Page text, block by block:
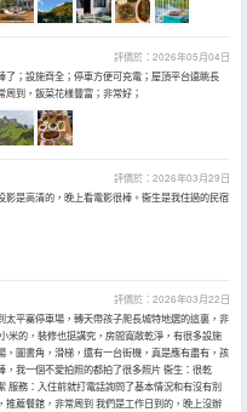
評價於：2026年05月04日
了；設施齊全；停車方便可充電；屋頂平台遠眺長
到，飯菜花樣豐富；非常好；
評價於：2026年03月29日
影是高清的，晚上看電影很棒。衞生是我住過的民宿
評價於：2026年03月22日
太平寨停車場，轉天帶孩子爬長城特地選的這裏，非
米的，裝修也挺講究，房間寬敞乾淨，有很多設施
，圖書角，滑梯，還有一台街機，真是應有盡有，孩
，我一個不愛拍照的都拍了很多照片 衞生：很乾
服務：入住前就打電話詢問了基本情況和有沒有別
推薦餐館，非常周到 我們是工作日到的，晚上沒辦